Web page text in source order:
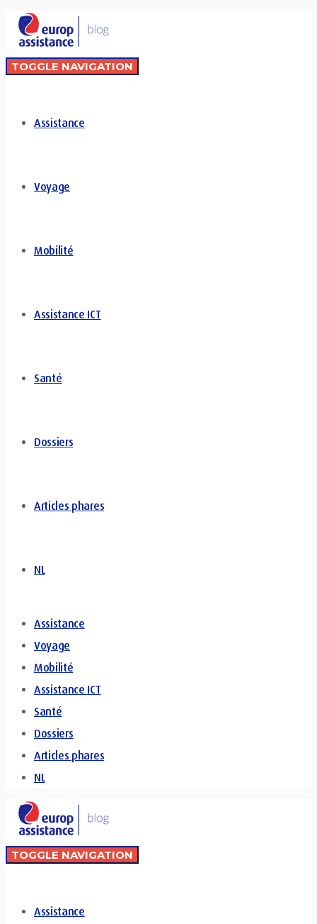
TOGGLE NAVIGATION
Assistance
Voyage
Mobilité
Assistance ICT
Santé
Dossiers
Articles phares
NL
Assistance
Voyage
Mobilité
Assistance ICT
Santé
Dossiers
Articles phares
NL
TOGGLE NAVIGATION
Assistance